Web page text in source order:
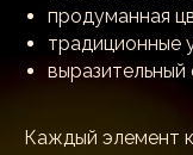
продуманная
традиционные
выразительный
Каждый элемент